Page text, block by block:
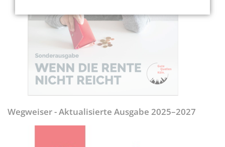
Wegweiser - Aktualisierte Ausgabe 2025–2027